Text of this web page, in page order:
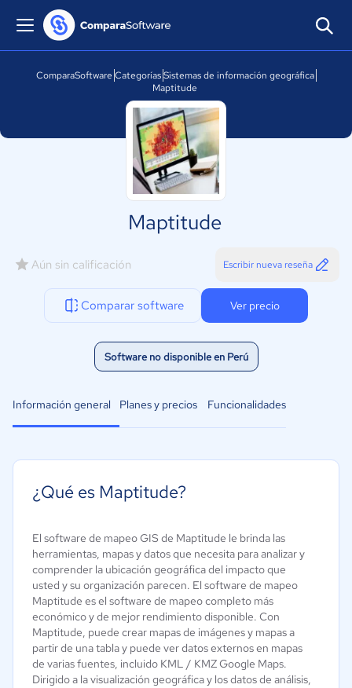
ComparaSoftware Categorías Sistemas de información geográfica
Maptitude
Maptitude
Aún sin calificación Escribir nueva reseña
Comparar software Ver precio
Software no disponible en Perú
Información general Planes y precios Funcionalidades
¿Qué es Maptitude?
El software de mapeo GIS de Maptitude le brinda las
herramientas, mapas y datos que necesita para analizar y
comprender la ubicación geográfica del impacto que
usted y su organización parecen. El software de mapeo
Maptitude es el software de mapeo completo más
económico y de mejor rendimiento disponible. Con
Maptitude, puede crear mapas de imágenes y mapas a
partir de una tabla y puede ver datos externos en mapas
de varias fuentes, incluido KML / KMZ Google Maps.
Dirigido a la visualización geográfica y los datos de análisis,